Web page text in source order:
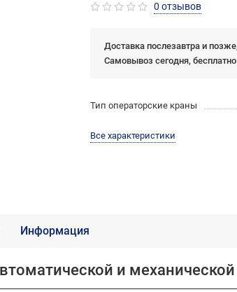
0 отзывов
Доставка послезавтра и
Самовывоз сегодня, бесплатно
Тип операторские краны
Все характеристики
Информация
и